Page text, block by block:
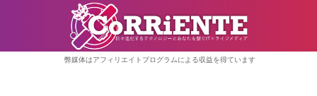
弊媒体はアフィリエイトプログラムによる収益を得ています